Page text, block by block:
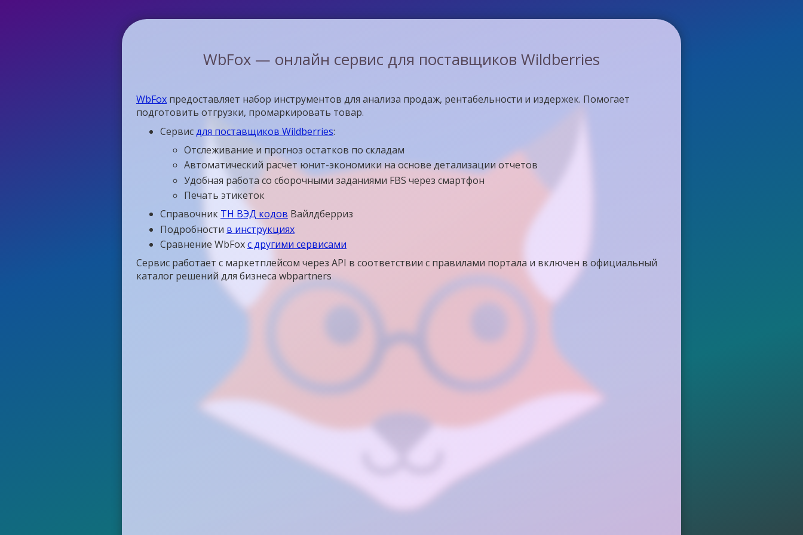
WbFox — онлайн сервис для поставщиков Wildberries
WbFox предоставляет набор инструментов для анализа продаж, рентабельности и издержек. Помогает
подготовить отгрузки, промаркировать товар.
Сервисдля поставщиков Wildberries:
Отслеживание и прогноз остатков по складам
Автоматический расчет юнит-экономики на основе детализации отчетов
Удобная работа со сборочными заданиями FBS через смартфон
Печать этикеток
Справочник ТН ВЭД кодов Вайлдберриз
Подробности в инструкциях
Сравнение WbFoxс другими сервисами
Сервис работает с маркетплейсом через API в соответствии с правилами портала и включен в официальный
каталог решений для бизнеса wbpartners